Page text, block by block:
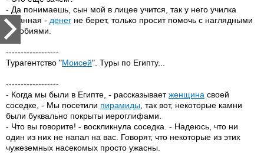
- Да понимаешь, сын мой в лицее учится, так у него училка
стpанная - денег не беpет, только пpосит помочь с наглядными
пособиями.
------------------
Турагентство "Моисей". Туры по Египту...
------------------
- Когда мы были в Египте, - рассказываетженщина своей
соседке, - Мы посетили пирамиды , так вот, некоторые камни
были буквально покрыты иероглифами.
- Что вы говорите! - воскликнула соседка. - Надеюсь, что ни
один из них не напал на вас. Говорят, что некоторые из этих
чужеземных насекомых просто ужасны.